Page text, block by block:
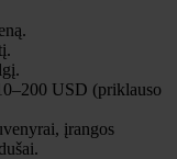
USD (priklauso
įrangos